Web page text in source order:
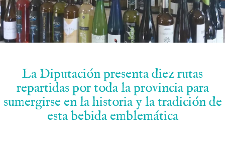
La Diputación presenta diez rutas
repartidas por toda la provincia para
sumergirse en la historia y la tradición de
esta bebida emblemática